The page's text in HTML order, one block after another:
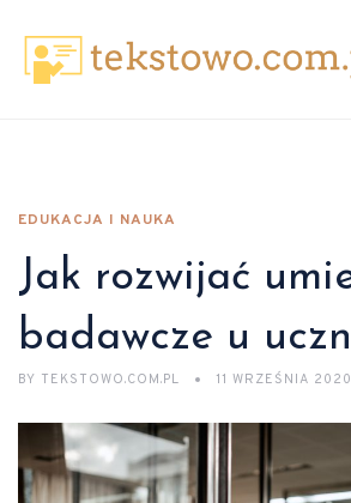
EDUKACJA I NAUKA
Jak rozwijać
badawcze u
BY TEKSTOWO.COM.PL 11 WRZEŚNIA 2020